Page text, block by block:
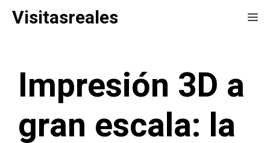
Saltar
Visitasreales
Impresión 3D a
gran escala: la